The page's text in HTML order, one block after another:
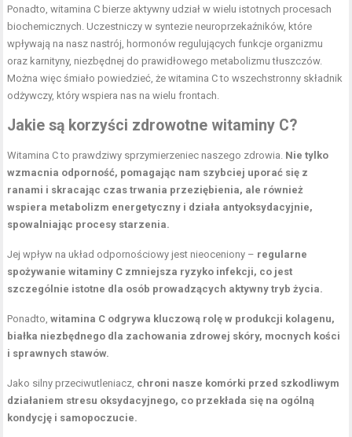
Ponadto, witamina C bierze aktywny udział w wielu istotnych procesach
biochemicznych. Uczestniczy w syntezie neuroprzekaźników, które
wpływają na nasz nastrój, hormonów regulujących funkcje organizmu
oraz karnityny, niezbędnej do prawidłowego metabolizmu tłuszczów.
Można więc śmiało powiedzieć, że witamina C to wszechstronny składnik
odżywczy, który wspiera nas na wielu frontach.
Jakie są korzyści zdrowotne witaminy C?
Witamina C to prawdziwy sprzymierzeniec naszego zdrowia. Nie tylko
wzmacnia odporność, pomagając nam szybciej uporać się z
ranami i skracając czas trwania przeziębienia, ale również
wspiera metabolizm energetyczny i działa antyoksydacyjnie,
spowalniając procesy starzenia.
Jejwpływ na układ odpornościowy jest nieoceniony – regularne
spożywanie witaminy C zmniejsza ryzyko infekcji, co jest
szczególnie istotne dla osób prowadzących aktywny tryb życia.
Ponadto,witamina C odgrywa kluczową rolę w produkcji kolagenu,
białka niezbędnego dla zachowania zdrowej skóry, mocnych kości
i sprawnych stawów.
Jako silny przeciwutleniacz, chroni nasze komórki przed szkodliwym
działaniem stresu oksydacyjnego, co przekłada się na ogólną
kondycję i samopoczucie.